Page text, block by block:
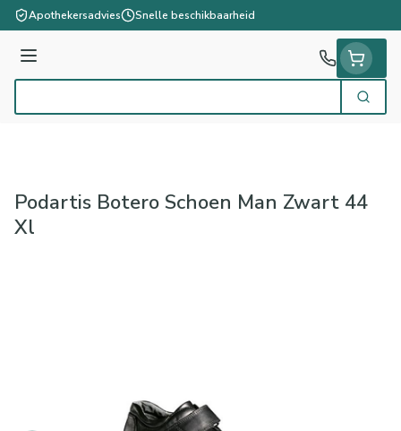
Ga naar de inhoud
Apothekersadvies Snelle beschikbaarheid
Menu
Zoek
Podartis Botero Schoen Man Zwart 44
Xl